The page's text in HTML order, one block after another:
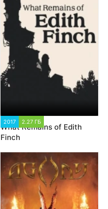
2017 2.27 ГБ
What Remains of Edith
Finch